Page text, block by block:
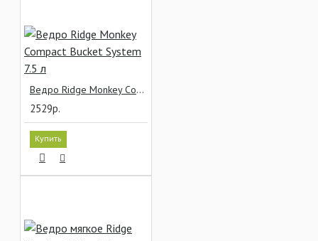
Ведро Ridge Monkey Compact Bucket System 7.5 л
2529р.
Купить